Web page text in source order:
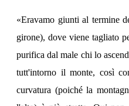
«Eravamo giunti al termine
girone), dove viene tagliato
purifica dal male chi lo
tutt'intorno il monte, così
curvatura (poiché la